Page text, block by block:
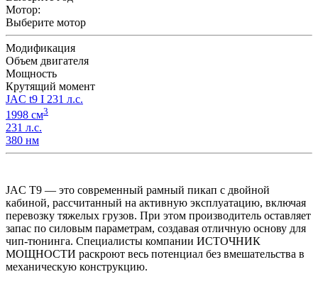
Мотор:
Выберите мотор
Модификация
Объем двигателя
Мощность
Крутящий момент
JAC t9 I 231 л.с.
1998 см3
231 л.с.
380 нм
JAC T9 — это современный рамный пикап с двойной
кабиной, рассчитанный на активную эксплуатацию, включая
перевозку тяжелых грузов. При этом производитель оставляет
запас по силовым параметрам, создавая отличную основу для
чип-тюнинга. Специалисты компании ИСТОЧНИК
МОЩНОСТИ раскроют весь потенциал без вмешательства в
механическую конструкцию.